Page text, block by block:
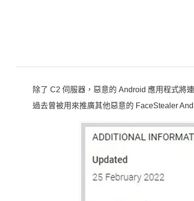
除了 C2 伺服器，惡意的 Android 應用程式將
過去曾被用來推廣其他惡意的 FaceStealer